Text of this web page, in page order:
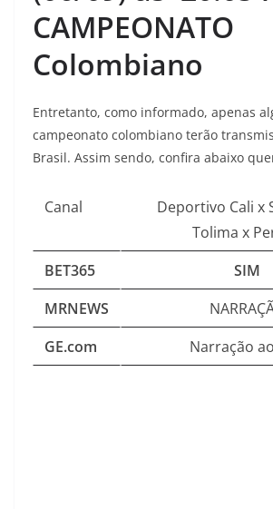
CAMPEONATO
Colombiano
Entretanto, como informado, apenas
campeonato colombiano terão
Brasil. Assim sendo, confira abaixo
Canal
Deportivo Cali x
Tolima x
BET365
SIM
MRNEWS
GE.com
Narração